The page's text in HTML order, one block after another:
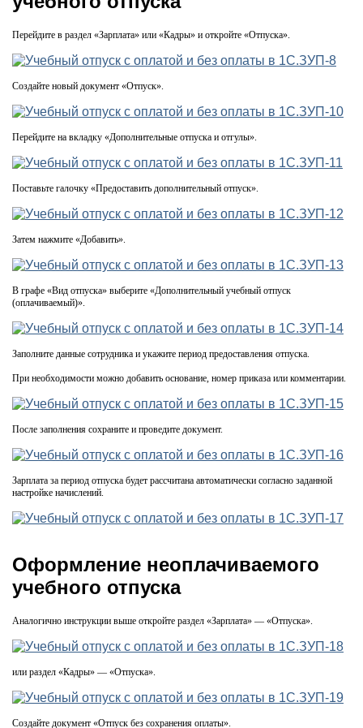
Перейдите в раздел «Зарплата» или «Кадры» и откройте «Отпуска».
Создайте новый документ «Отпуск».
Перейдите на вкладку «Дополнительные отпуска и отгулы».
Поставьте галочку «Предоставить дополнительный отпуск».
Затем нажмите «Добавить».
В графе «Вид отпуска» выберите «Дополнительный учебный отпуск
(оплачиваемый)».
Заполните данные сотрудника и укажите период предоставления отпуска.
При необходимости можно добавить основание, номер приказа или комментарии.
После заполнения сохраните и проведите документ.
Зарплата за период отпуска будет рассчитана автоматически согласно заданной
настройке начислений.
Оформление неоплачиваемого
учебного отпуска
Аналогично инструкции выше откройте раздел «Зарплата» — «Отпуска».
или раздел «Кадры» — «Отпуска».
Создайте документ «Отпуск без сохранения оплаты».